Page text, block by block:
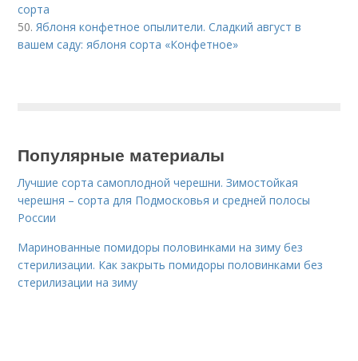
сорта
50. Яблоня конфетное опылители. Сладкий август в
вашем саду: яблоня сорта «Конфетное»
Популярные материалы
Лучшие сорта самоплодной черешни. Зимостойкая
черешня – сорта для Подмосковья и средней полосы
России
Маринованные помидоры половинками на зиму без
стерилизации. Как закрыть помидоры половинками без
стерилизации на зиму